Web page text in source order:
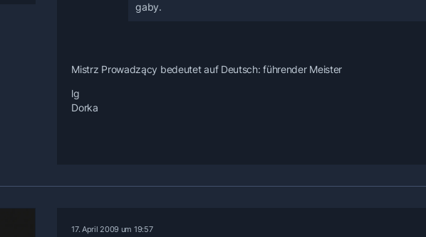
gaby.
Mistrz Prowadzący bedeutet auf Deutsch: führender Meister
lg
Dorka
17. April 2009 um 19:57